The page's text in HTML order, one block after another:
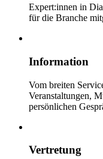
Expert:innen in
für die Branche
Information
Vom breiten
Veranstaltungen,
persönlichen
Vertretung